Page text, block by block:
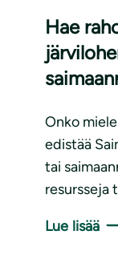
Hae
Onko
edistää
tai
resursseja
Lue lisää